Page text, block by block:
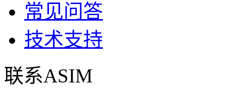
常见问答
技术支持
联系ASIM